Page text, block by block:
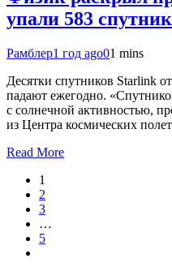
упали 583
Рамблер1 год ago01 mins
Десятки спутников Starlink
падают ежегодно.
с солнечной активностью,
из Центра космических
Read More
1
2
3
…
5